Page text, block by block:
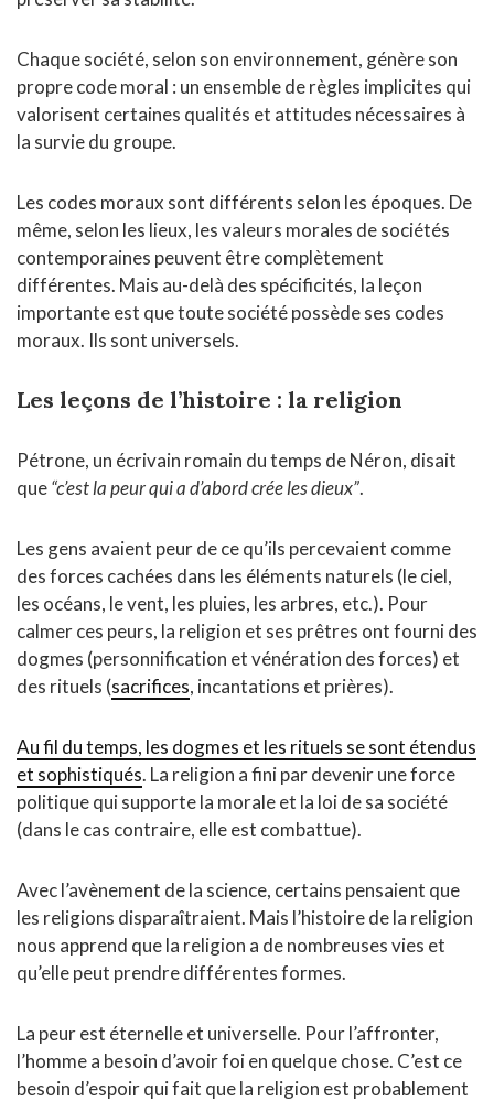
Chaque société, selon son environnement, génère son
propre code moral : un ensemble de règles implicites qui
valorisent certaines qualités et attitudes nécessaires à
la survie du groupe.
Les codes moraux sont différents selon les époques. De
même, selon les lieux, les valeurs morales de sociétés
contemporaines peuvent être complètement
différentes. Mais au-delà des spécificités, la leçon
importante est que toute société possède ses codes
moraux. Ils sont universels.
Les leçons de l’histoire : la religion
Pétrone, un écrivain romain du temps de Néron, disait
que“c’est la peur qui a d’abord crée les dieux”.
Les gens avaient peur de ce qu’ils percevaient comme
des forces cachées dans les éléments naturels (le ciel,
les océans, le vent, les pluies, les arbres, etc.). Pour
calmer ces peurs, la religion et ses prêtres ont fourni des
dogmes (personnification et vénération des forces) et
des rituels (sacrifices, incantations et prières).
Au fil du temps, les dogmes et les rituels se sont étendus
et sophistiqués. La religion a fini par devenir une force
politique qui supporte la morale et la loi de sa société
(dans le cas contraire, elle est combattue).
Avec l’avènement de la science, certains pensaient que
les religions disparaîtraient. Mais l’histoire de la religion
nous apprend que la religion a de nombreuses vies et
qu’elle peut prendre différentes formes.
La peur est éternelle et universelle. Pour l’affronter,
l’homme a besoin d’avoir foi en quelque chose. C’est ce
besoin d’espoir qui fait que la religion est probablement